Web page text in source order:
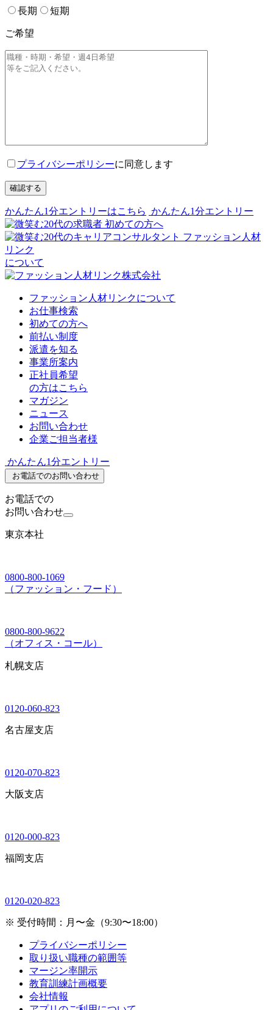
長期 短期
ご希望
プライバシーポリシーに同意します
確認する
かんたん1分エントリーはこちら かんたん1分エントリー
初めての方へ
ファッション人材
リンク
について
ファッション人材リンクについて
お仕事検索
初めての方へ
前払い制度
派遣を知る
事業所案内
正社員希望
の方はこちら
マガジン
ニュース
お問い合わせ
企業ご担当者様
かんたん1分エントリー
お電話でのお問い合わせ
お電話での
お問い合わせ
東京本社
0800-800-1069
（ファッション・フード）
0800-800-9622
（オフィス・コール）
札幌支店
0120-060-823
名古屋支店
0120-070-823
大阪支店
0120-000-823
福岡支店
0120-020-823
※ 受付時間：月〜金（9:30〜18:00）
プライバシーポリシー
取り扱い職種の範囲等
マージン率開示
教育訓練計画概要
会社情報